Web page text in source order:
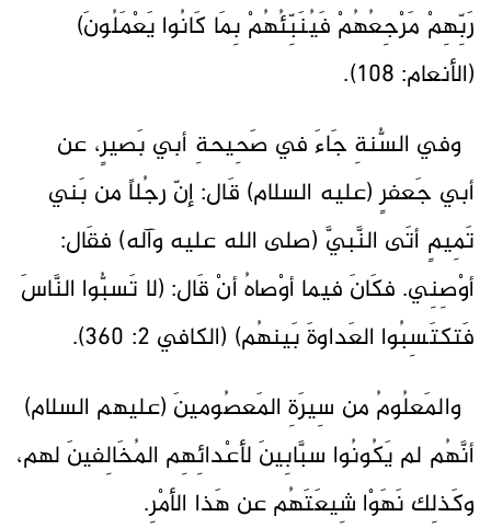
رَبِّهِمْ مَرْجِعُهُمْ فَيُنَبِّئُهُمْ بِمَا كَانُوا يَعْمَلُونَ)
(الأنعام: 108).
وفي السُّنةِ جَاءَ في صَحِيحةِ أبي بَصيرٍ، عن
أبي جَعفرٍ (عليه السلام) قَال: إنّ رجُلاً من بَني
تَمِيمٍ أتَى النَّبيَّ (صلى الله عليه وآله) فقَال:
أوْصِنِي. فكَانَ فيما أوْصاهُ أنْ قَال: (لا تَسبُّوا النَّاسَ
فَتكتَسِبُوا العَداوةَ بَينهُم) (الكافي 2: 360).
والمَعلُومُ من سِيرَةِ المَعصُومينَ (عليهم السلام)
أنَّهُم لم يَكُونُوا سبَّابِينَ لأعْدائِهِم المُخَالِفينَ لهم،
وكَذلِك نَهَوْا شِيعَتَهُم عن هَذا الأمْرِ.